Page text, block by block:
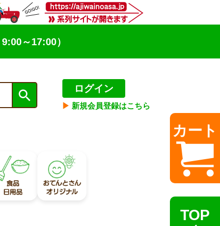
9:00～17:00）
ログイン
▶︎ 新規会員登録はこちら
カート
TOP